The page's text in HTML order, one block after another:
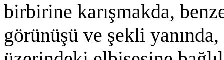
birbirine karışmakda,
görünüşü ve şekli